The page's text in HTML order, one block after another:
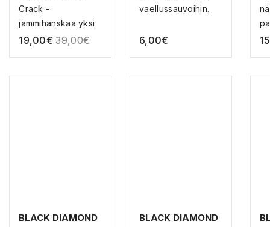
Crack -
jammihanskaa yksi
tavoit...
19,00€ 39,00€
vaellussauvoihin.
6,00€
BLACK DIAMOND BLACK DIAMOND